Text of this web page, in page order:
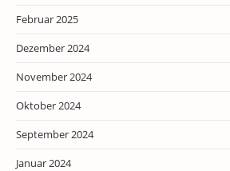
Februar 2025
Dezember 2024
November 2024
Oktober 2024
September 2024
Januar 2024